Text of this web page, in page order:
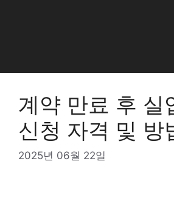
계약 만료 후 실
신청 자격 및 방
2025년 06월 22일